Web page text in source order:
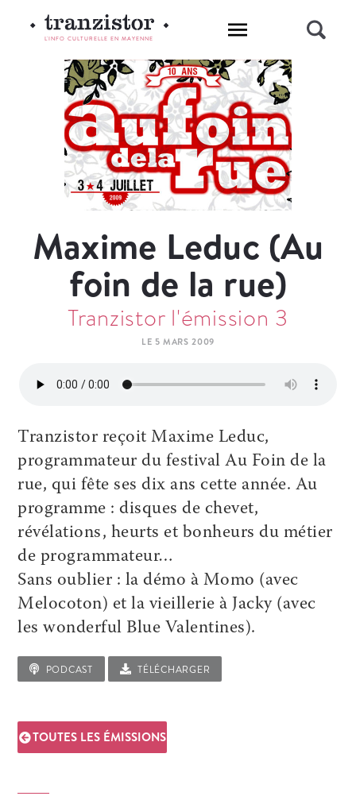
L'INFO CULTURELLE EN MAYENNE
Maxime Leduc (Au
foin de la rue)
Tranzistor l'émission 3
LE 5 MARS 2009
Tranzistor reçoit Maxime Leduc,
programmateur du festival Au Foin de la
rue, qui fête ses dix ans cette année. Au
programme : disques de chevet,
révélations, heurts et bonheurs du métier
de programmateur…
Sans oublier : la démo à Momo (avec
Melocoton) et la vieillerie à Jacky (avec
les wonderful Blue Valentines).
PODCAST TÉLÉCHARGER
TOUTES LES ÉMISSIONS